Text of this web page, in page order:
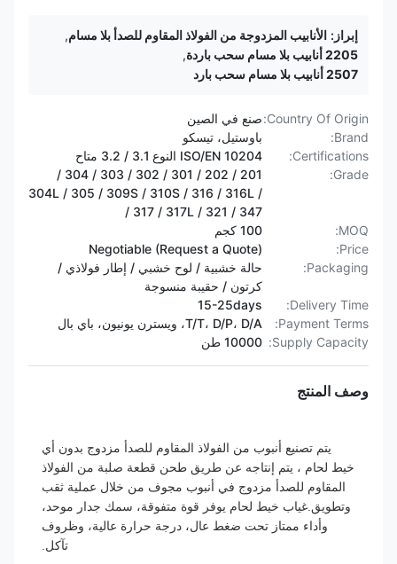
إبراز: الأنابيب المزدوجة من الفولاذ المقاوم للصدأ بلا مسام,
2205 أنابيب بلا مسام سحب باردة
,
2507 أنابيب بلا مسام سحب بارد
Country Of Origin: صنع في الصين
Brand:
باوستيل، تيسكو
Certifications:
ISO/EN 10204 النوع 3.1 / 3.2 متاح
Grade:
201 / 202 / 301 / 302 / 303 / 304 /
304L / 305 / 309S / 310S / 316 / 316L /
317 / 317L / 321 / 347 /
MOQ:
100 كجم
Price:
Negotiable (Request a Quote)
Packaging:
حالة خشبية / لوح خشبي / إطار فولاذي /
كرتون / حقيبة منسوجة
Delivery Time:
15-25days
Payment Terms:
T/T، D/P، D/A، ويسترن يونيون، باي بال
Supply Capacity:
10000 طن
وصف المنتج
يتم تصنيع أنبوب من الفولاذ المقاوم للصدأ مزدوج بدون أي
خيط لحام ، يتم إنتاجه عن طريق طحن قطعة صلبة من الفولاذ
المقاوم للصدأ مزدوج في أنبوب مجوف من خلال عملية ثقب
وتطويق.غياب خيط لحام يوفر قوة متفوقة، سمك جدار موحد،
وأداء ممتاز تحت ضغط عال، درجة حرارة عالية، وظروف
تآكل.